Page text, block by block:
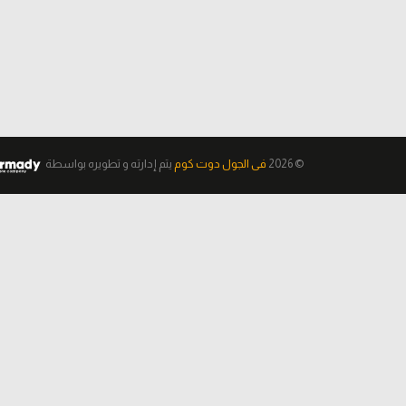
© 2026 فى الجول دوت كوم يتم إدارته و تطويره بواسطة